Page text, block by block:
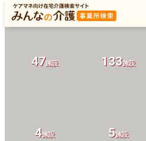
4施設 5施設
47施設 133施設